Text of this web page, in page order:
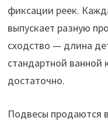
фиксации реек.
выпускает разную
сходство — длина
стандартной
достаточно.
Подвесы продаются